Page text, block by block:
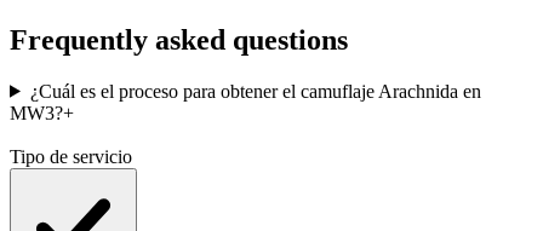
Frequently asked questions
¿Cuál es el proceso para obtener el camuflaje Arachnida en
MW3?+
Tipo de servicio